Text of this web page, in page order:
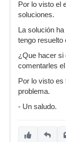
Por lo visto el
soluciones.
La solución
tengo resuelto
¿Que hacer si
comentarles
Por lo visto es
problema.
- Un saludo.